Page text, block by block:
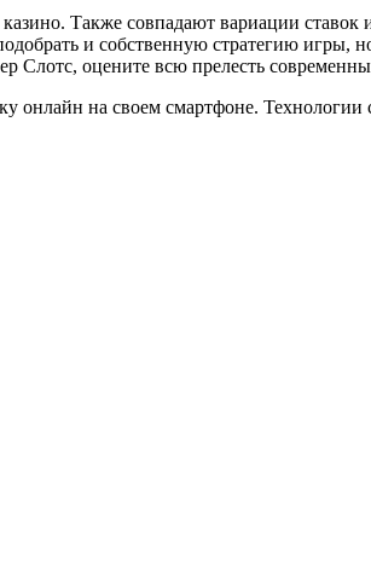
Также совпадают вариации ставок
и собственную стратегию игры,
Слотс, оцените всю прелесть
онлайн на своем смартфоне.